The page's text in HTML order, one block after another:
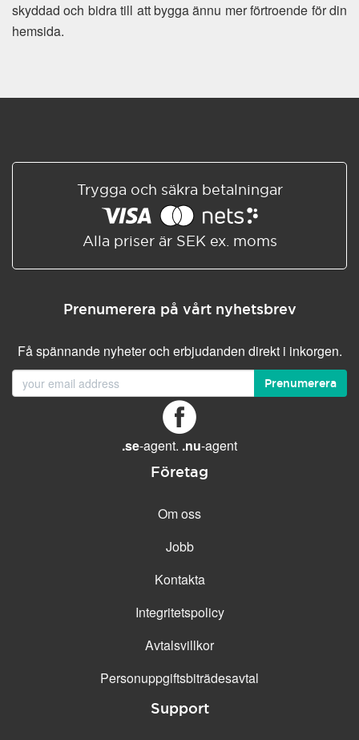
skyddad och bidra till att bygga ännu mer förtroende för din
hemsida.
Trygga och säkra betalningar
Alla priser är SEK ex. moms
Prenumerera på vårt nyhetsbrev
Få spännande nyheter och erbjudanden direkt i inkorgen.
Prenumerera
.se-agent. .nu-agent
Företag
Om oss
Jobb
Kontakta
Integritetspolicy
Avtalsvillkor
Personuppgifts­biträdesavtal
Support